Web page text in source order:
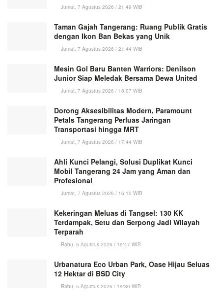
Jumat, 7 Agustus 2026 / 21:49 WIB
Taman Gajah Tangerang: Ruang Publik Gratis
dengan Ikon Ban Bekas yang Unik
Jumat, 7 Agustus 2026 / 21:44 WIB
Mesin Gol Baru Banten Warriors: Denilson
Junior Siap Meledak Bersama Dewa United
Jumat, 7 Agustus 2026 / 18:07 WIB
Dorong Aksesibilitas Modern, Paramount
Petals Tangerang Perluas Jaringan
Transportasi hingga MRT
Jumat, 7 Agustus 2026 / 17:44 WIB
Ahli Kunci Pelangi, Solusi Duplikat Kunci
Mobil Tangerang 24 Jam yang Aman dan
Profesional
Jumat, 7 Agustus 2026 / 16:10 WIB
Kekeringan Meluas di Tangsel: 130 KK
Terdampak, Setu dan Serpong Jadi Wilayah
Terparah
Rabu, 5 Agustus 2026 / 19:47 WIB
Urbanatura Eco Urban Park, Oase Hijau Seluas
12 Hektar di BSD City
Rabu, 5 Agustus 2026 / 19:30 WIB